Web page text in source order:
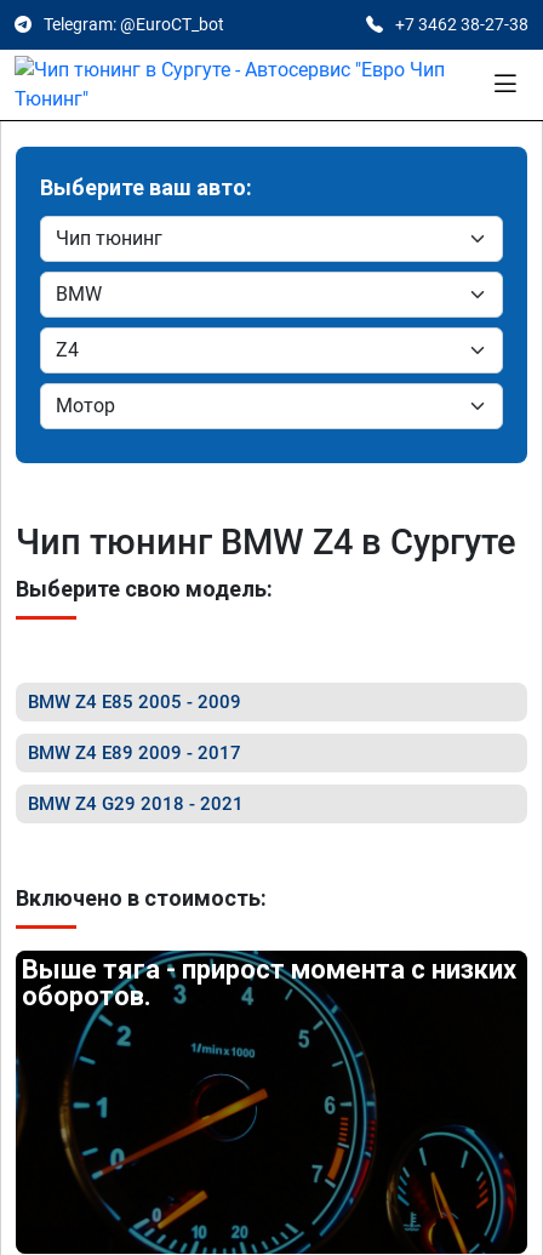
Telegram: @EuroCT_bot +7 3462 38-27-38
Выберите ваш авто:
Чип тюнинг BMW Z4 в Сургуте
Выберите свою модель:
BMW Z4 E85 2005 - 2009
BMW Z4 E89 2009 - 2017
BMW Z4 G29 2018 - 2021
Включено в стоимость:
Выше тяга - прирост момента с низких
оборотов.